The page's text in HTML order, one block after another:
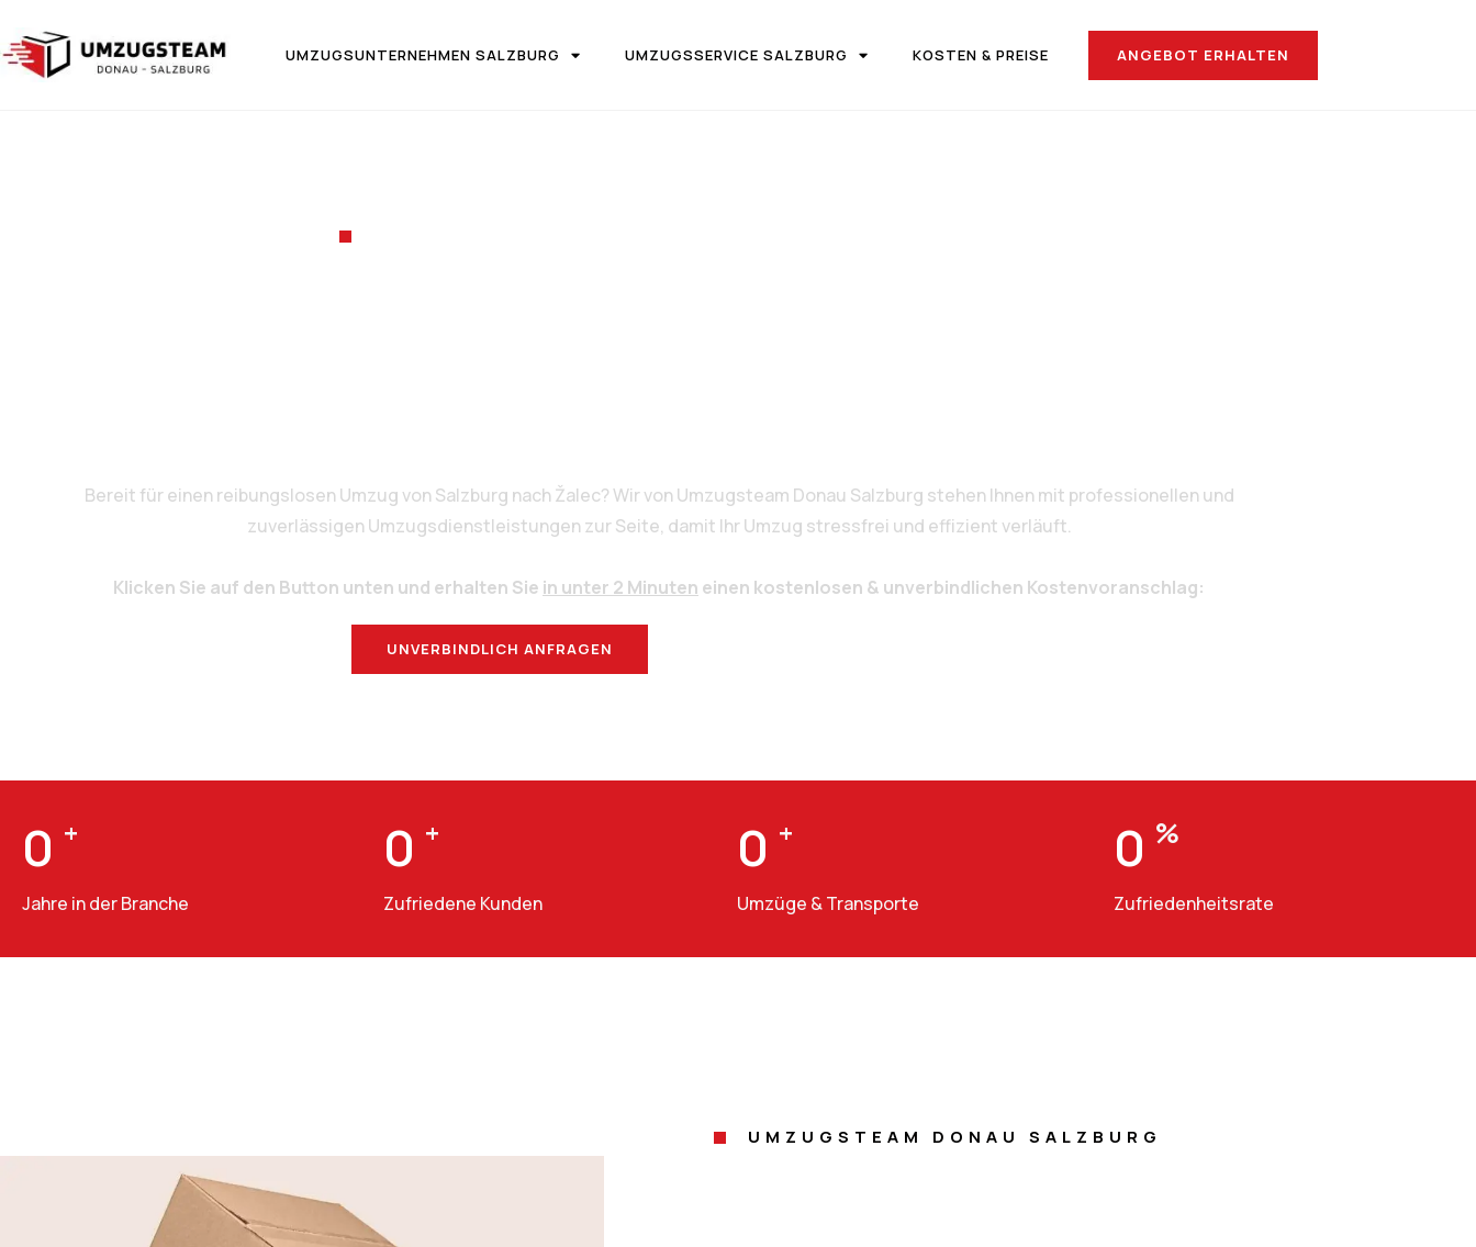
UMZUGSUNTERNEHMEN SALZBURG UMZUGSSERVICE SALZBURG KOSTEN & PREISE ANGEBOT ERHALTEN
Bereit für einen reibungslosen Umzug von Salzburg nach Žalec? Wir von Umzugsteam Donau Salzburg stehen Ihnen mit professionellen und
zuverlässigen Umzugsdienstleistungen zur Seite, damit Ihr Umzug stressfrei und effizient verläuft.
Klicken Sie auf den Button unten und erhalten Sie in unter 2 Minuten einen kostenlosen & unverbindlichen Kostenvoranschlag:
UNVERBINDLICH ANFRAGEN
0 +
Jahre in der Branche
0 +
Zufriedene Kunden
0 +
Umzüge & Transporte
0 %
Zufriedenheitsrate
UMZUGSTEAM DONAU SALZBURG